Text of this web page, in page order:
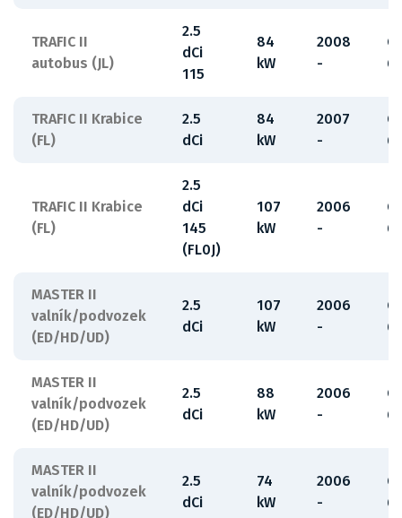
TRAFIC II
autobus (JL)
2.5
dCi
115
84
kW
2008
-
TRAFIC II Krabice
(FL)
2.5
dCi
84
kW
2007
-
TRAFIC II Krabice
(FL)
2.5
dCi
145
(FL0J)
107
kW
2006
-
MASTER II
valník/podvozek
(ED/HD/UD)
2.5
dCi
107
kW
2006
-
MASTER II
valník/podvozek
(ED/HD/UD)
2.5
dCi
88
kW
2006
-
MASTER II
valník/podvozek
(ED/HD/UD)
2.5
dCi
74
kW
2006
-